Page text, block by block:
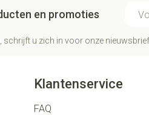
en promoties
schrijft u zich in voor onze
Klantenservice
FAQ